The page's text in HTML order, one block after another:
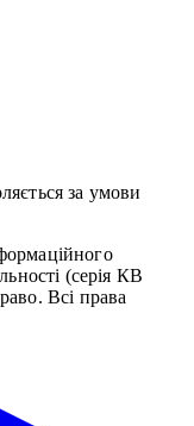
за умови
(серія КВ
Всі права